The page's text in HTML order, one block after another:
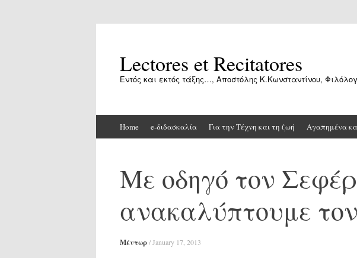
Lectores et Recitatores
Εντός και εκτός τάξης…, Αποστόλης Κ.Κωνσταντίνου,
to
Home e-διδασκαλία Για την Τέχνη και τη ζωή Αγαπημένα
Με οδηγό τον
ανακαλύπτουμε
Μέντωρ/ January 17, 2013